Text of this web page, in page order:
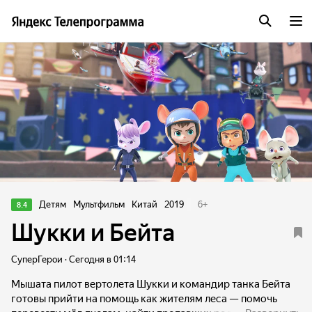
8.4 Детям Мультфильм Китай 2019 6+
Шукки и Бейта
СуперГерои · Сегодня в 01:14
Мышата пилот вертолета Шукки и командир танка Бейта
готовы прийти на помощь как жителям леса — помочь